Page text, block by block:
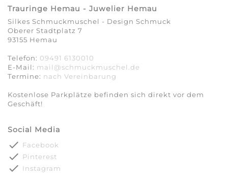
Trauringe Hemau - Juwelier Hemau
Silkes Schmuckmuschel - Design Schmuck
Oberer Stadtplatz 7
93155 Hemau
Telefon: 09491 6130010
E-Mail: mail@schmuckmuschel.de
Termine: nach Vereinbarung​​​​​​​
Kostenlose Parkplätze befinden sich direkt vor dem
Geschäft!
Social Media
done Facebook
done Pinterest
done Instagram